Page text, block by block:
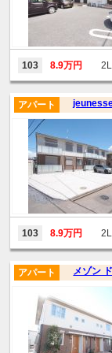
103 8.9万円
アパート
103 8.9万円
メゾン
アパート